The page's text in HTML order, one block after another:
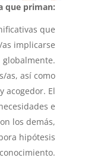
que priman:
que
implicarse
globalmente.
as, así como
acogedor. El
e
los demás,
hipótesis